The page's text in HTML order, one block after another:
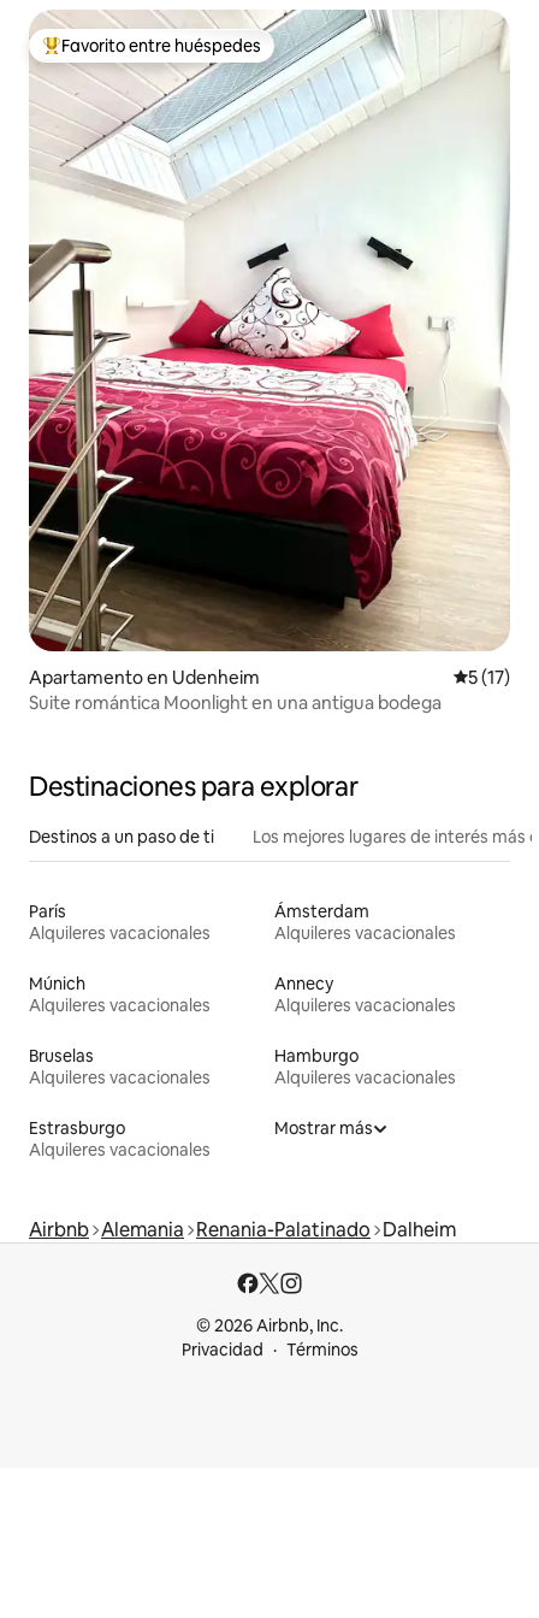
Favorito entre huéspedes preferido
Favorito entre huéspedes
Apartamento en Udenheim
5 (17)
Suite romántica Moonlight en una antigua bodega
Destinaciones para explorar
Destinos a un paso de ti Los mejores lugares de interés más
París
Alquileres vacacionales
Ámsterdam
Alquileres vacacionales
Múnich
Alquileres vacacionales
Annecy
Alquileres vacacionales
Bruselas
Alquileres vacacionales
Hamburgo
Alquileres vacacionales
Estrasburgo
Alquileres vacacionales
Mostrar más
Airbnb Alemania Renania-Palatinado Dalheim
© 2026 Airbnb, Inc.
Privacidad
Términos